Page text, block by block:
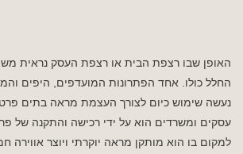
האופן שבו רצפת הבית או רצפת העסק נראית
החלל כולו. אחד הפתרונות המועדפים, היפים
נעשה שימוש כיום לצורך העצמת מראה בתים
עסקים ומשרדים הוא על ידי רכישה והתקנה של
למקום בו הוא מותקן מראה יוקרתי ויוצר אווירה